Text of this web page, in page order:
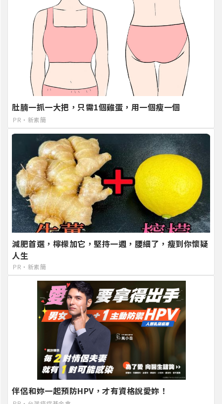
肚腩一抓一大把，只需1個雞蛋，用一個瘦一個
PR・新素簡
減肥首選，檸檬加它，堅持一週，腰細了，瘦到你懷疑
人生
PR・新素簡
伴侶和妳一起預防HPV，才有資格說愛妳！